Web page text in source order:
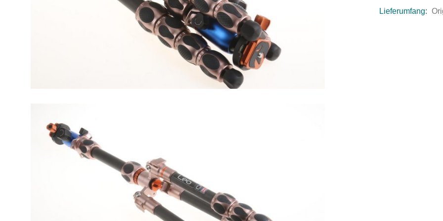
Lieferumfang: